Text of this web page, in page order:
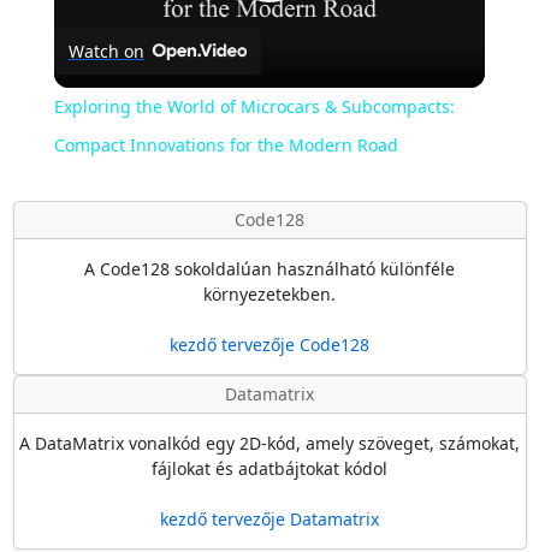
Watch on
Exploring the World of Microcars & Subcompacts:
Compact Innovations for the Modern Road
Code128
A Code128 sokoldalúan használható különféle
környezetekben.
kezdő tervezője Code128
Datamatrix
A DataMatrix vonalkód egy 2D-kód, amely szöveget, számokat,
fájlokat és adatbájtokat kódol
kezdő tervezője Datamatrix